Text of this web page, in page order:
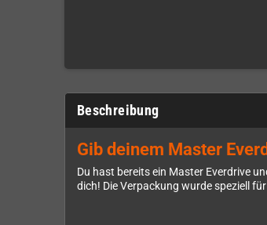
Beschreibung
Gib deinem Master
Du hast bereits ein Master Everdrive
dich! Die Verpackung wurde speziell